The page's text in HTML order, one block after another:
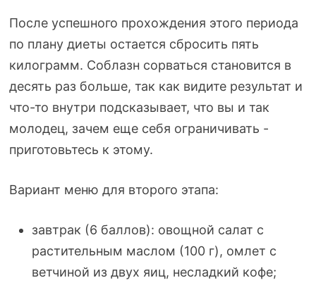
После успешного прохождения этого периода
по плану диеты остается сбросить пять
килограмм. Соблазн сорваться становится в
десять раз больше, так как видите результат и
что-то внутри подсказывает, что вы и так
молодец, зачем еще себя ограничивать -
приготовьтесь к этому.
Вариант меню для второго этапа:
завтрак (6 баллов): овощной салат с
растительным маслом (100 г), омлет с
ветчиной из двух яиц, несладкий кофе;